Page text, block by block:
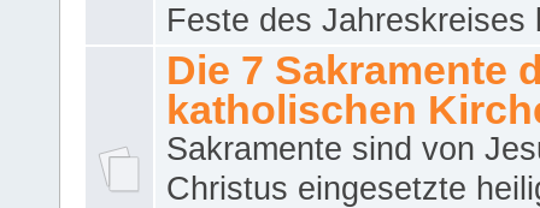
Feste des Jahreskreises
Die 7 Sakramente
katholischen
Sakramente sind von
Christus eingesetzte